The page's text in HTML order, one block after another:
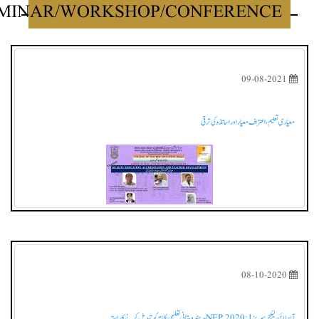
SEMINAR/WORKSHOP/CONFERENCE
09-08-2021
معیا ر ی تعلیم، اعتراف معیار اور اساتذہ کی ترقی
08-10-2020